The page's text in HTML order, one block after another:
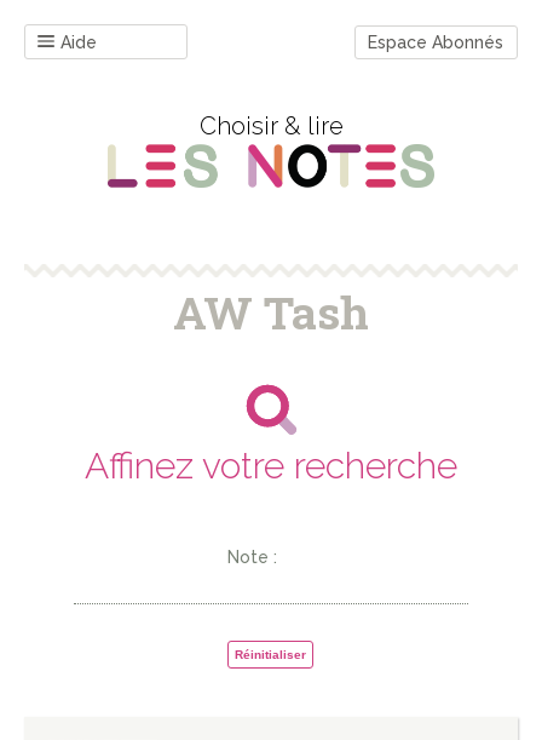
Aide Espace Abonnés
Choisir & lire
AW Tash
Affinez votre recherche
Note :
Réinitialiser